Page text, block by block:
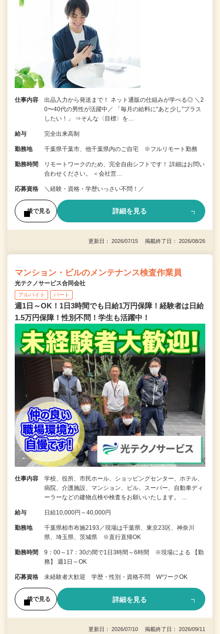
仕事内容
出品入力から発送まで！ ネット通販の仕組みが学べる◎ ＼2
0〜40代の男性が活躍中／ 「毎月の給料に“あと少し”プラス
したい！」 ⇒そんな〈目標〉を…
給与 完全出来高制
勤務地 千葉県千葉市、他千葉県内のご自宅 ※フルリモート勤務
勤務時間
リモートワークのため、完全自由シフトです！ 詳細はお問い
合わせください。 ＜会社営…
応募資格 ＼経験・資格・学歴いっさい不問！／
後で見る 詳細を見る
更新日： 2026/07/15 掲載終了日： 2026/08/26
マンション・ビルのメンテナンス検査作業員
光テクノサービス合同会社
アルバイト パート
週1日～OK！1日3時間でも日給1万円保障！経験者は日給
1.5万円保障！性別不問！学生も活躍中！
仕事内容
学校、役所、市民ホール、ショッピングセンター、ホテル、
病院、介護施設、マンション、ビル、スーパー、自動車ディ
ーラーなどの建物点検や検査をお願いいたします。 …
給与 日給10,000円～40,000円
勤務地
千葉県柏市布施2193／現場は千葉県、東京23区、神奈川
県、埼玉県、茨城県 ※直行直帰OK
勤務時間
9：00～17：30の間で1日3時間～6時間 ※現場による 【勤
務】 週1日～OK
応募資格 未経験者大歓迎 学歴・性別・資格不問 WワークOK
後で見る 詳細を見る
更新日： 2026/07/10 掲載終了日： 2026/09/11